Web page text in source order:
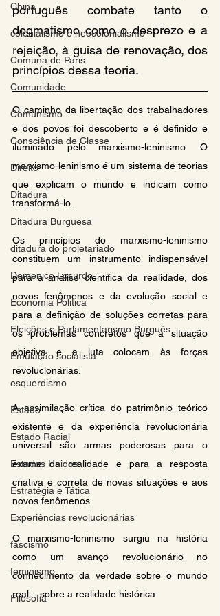
China
colonialismo e neocolonialismo
Comuna de Paris
Comunidade
Comunismo
Consciência de Classe
Direito
Ditadura
Ditadura Burguesa
ditadura do proletariado
Domenico Losurdo
Economia Politica
Eleições e Parlamentarismo Burguês
Emulação socialista
esquerdismo
Estado
Estado Racial
Estados Unidos
Estratégia e Tática
Experiências revolucionárias
fascismo
feminismo
Filosofia
português combate tanto o
dogmatismo como o desprezo e a
rejeição, à guisa de renovação, dos
princípios dessa teoria.
O caminho da libertação dos trabalhadores
e dos povos foi descoberto e é definido e
iluminado pelo marxismo-leninismo. O
marxismo-leninismo é um sistema de teorias
que explicam o mundo e indicam como
transformá-lo.
Os princípios do marxismo-leninismo
constituem um instrumento indispensável
para a análise científica da realidade, dos
novos fenômenos e da evolução social e
para a definição de soluções corretas para
os problemas concretos que a situação
objetiva e a luta colocam às forças
revolucionárias.
A assimilação crítica do patrimônio teórico
existente e da experiência revolucionária
universal são armas poderosas para o
exame da realidade e para a resposta
criativa e correta de novas situações e aos
novos fenômenos.
O marxismo-leninismo surgiu na história
como um avanço revolucionário no
conhecimento da verdade sobre o mundo
real – sobre a realidade histórica.